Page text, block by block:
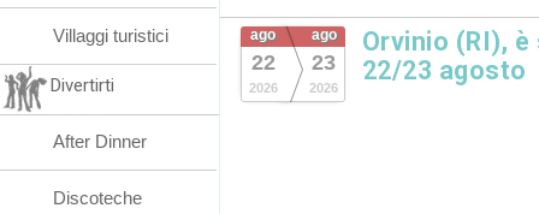
ago
22
2026
ago
23
2026
Orvinio (RI),
22/23 agosto
Villaggi turistici
Divertirti
After Dinner
Discoteche